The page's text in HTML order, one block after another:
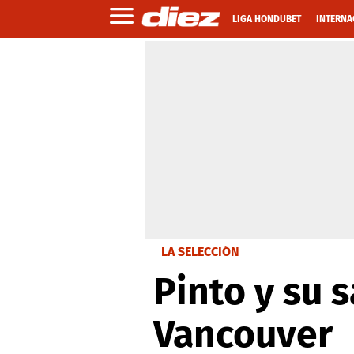
LIGA HONDUBET
LA SELECCIÓN
Pinto y su
Vancouver